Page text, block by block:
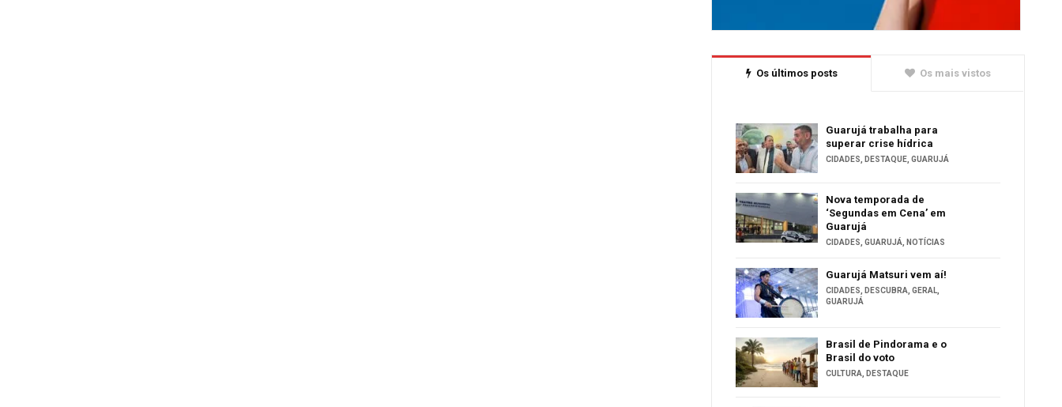
Os últimos posts Os mais vistos
Guarujá trabalha para
superar crise hídrica
CIDADES, DESTAQUE,GUARUJÁ
Nova temporada de
‘Segundas em Cena’ em
Guarujá
CIDADES,GUARUJÁ, NOTÍCIAS
Guarujá Matsuri vem aí!
CIDADES, DESCUBRA,GERAL,
GUARUJÁ
Brasil de Pindorama e o
Brasil do voto
CULTURA, DESTAQUE